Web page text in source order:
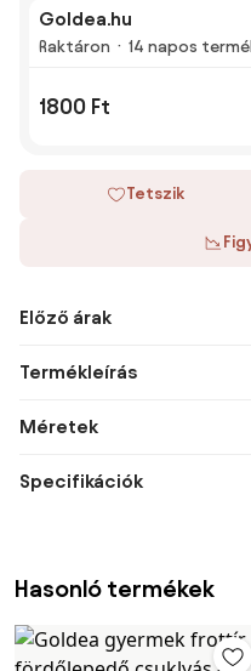
Goldea.hu
Raktáron 14 napos
1800 Ft
Tetszik
Előző árak
Termékleírás
Méretek
Specifikációk
Hasonló termékek